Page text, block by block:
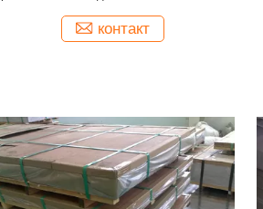
контакт